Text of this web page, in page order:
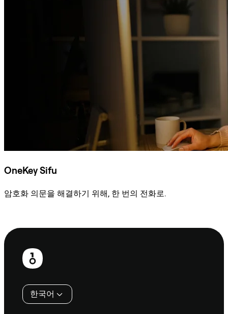
OneKey Sifu
암호화 의문을 해결하기 위해, 한 번의 전화로.
보
한국어